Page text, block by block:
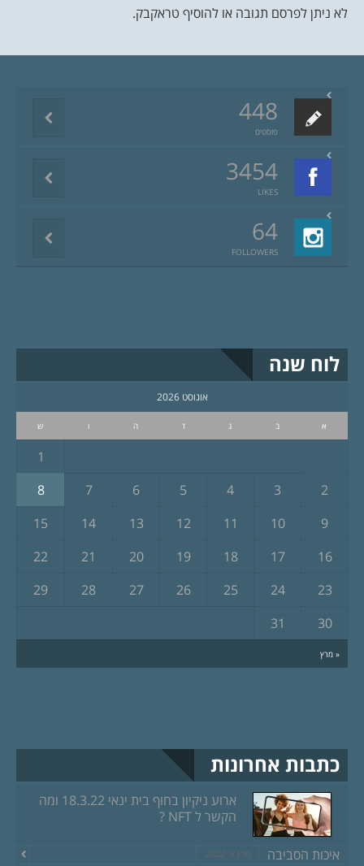
לא ניתן לפרסם תגובה או להוסיף טראקבק.
448
פוסטים
3454
LIKES
64
FOLLOWERS
לוח שנה
אוגוסט 2026
א ב ג ד ה ו ש
« מרץ
1
2
3
4
5
6
7
8
9
10
11
12
13
14
15
16
17
18
19
20
21
22
23
24
25
26
27
28
29
30
31
כתבות אחרונות
ארוע ניקיון בחוף בית ינאי 18.3.22 ומה
הקשר ל NFT ?
איכות הסביבה מרץ 8, 2022